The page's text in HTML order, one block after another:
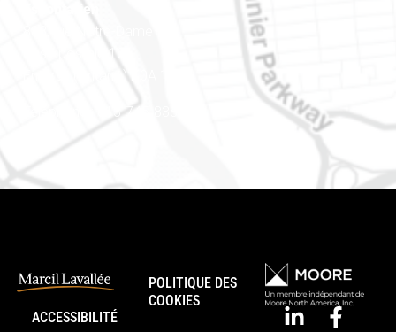
Est ontarien
888, rue Notre-Dame
Case postale 101
Embrun (Ontario) K0A 1W1
Téléphone : 613-745-8387
ACCESSIBILITÉ
POLITIQUE DES
COOKIES